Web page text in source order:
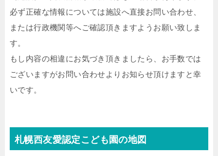
必ず正確な情報については施設へ直接お問い合わせ、
または行政機関等へご確認頂きますようお願い致しま
す。
もし内容の相違にお気づき頂きましたら、お手数では
ございますがお問い合わせよりお知らせ頂けますと幸
いです。
札幌西友愛認定こども園の地図